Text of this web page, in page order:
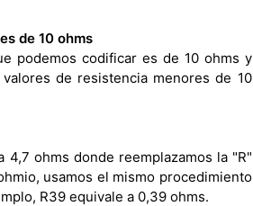
de 10 ohms
podemos codificar es de 10 ohms y
de resistencia menores de 10
ohms donde reemplazamos la "R"
usamos el mismo procedimiento
R39 equivale a 0,39 ohms.